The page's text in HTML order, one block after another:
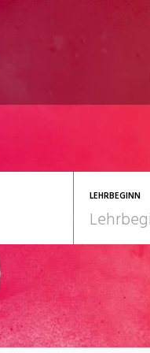
LEHRBEGINN
Telco